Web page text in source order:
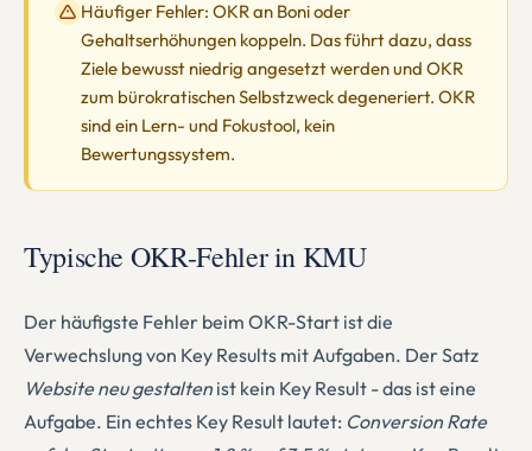
Häufiger Fehler: OKR an Boni oder
Gehaltserhöhungen koppeln. Das führt dazu, dass
Ziele bewusst niedrig angesetzt werden und OKR
zum bürokratischen Selbstzweck degeneriert. OKR
sind ein Lern- und Fokustool, kein
Bewertungssystem.
Typische OKR-Fehler in KMU
Der häufigste Fehler beim OKR-Start ist die
Verwechslung von Key Results mit Aufgaben. Der Satz
Website neu gestalten ist kein Key Result - das ist eine
Aufgabe. Ein echtes Key Result lautet: Conversion Rate